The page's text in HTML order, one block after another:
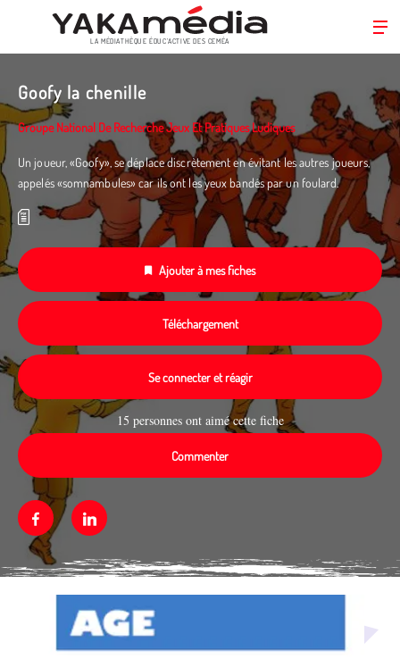
contenu
principal
LA MÉDIATHÈQUE ÉDUC’ACTIVE DES CEMÉA
Goofy la chenille
Groupe National De Recherche Jeux Et Pratiques Ludiques
Un joueur, «Goofy», se déplace discrètement en évitant les autres joueurs,
appelés «somnambules» car ils ont les yeux bandés par un foulard.
Ajouter à mes fiches
Téléchargement
Se connecter et réagir
15 personnes ont aimé cette fiche
Commenter
FacebookLinkedin
Média secondaire